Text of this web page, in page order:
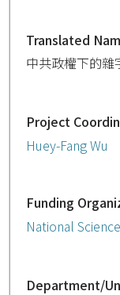
Translated
中共政權下的雜
Project
Huey-Fang Wu
Funding
National
Department/